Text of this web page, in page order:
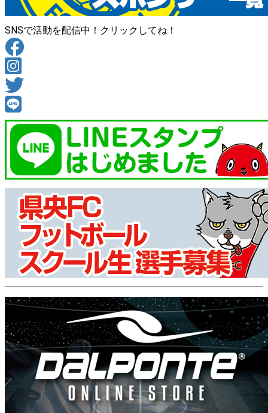
SNSで活動を配信中！クリックしてね！